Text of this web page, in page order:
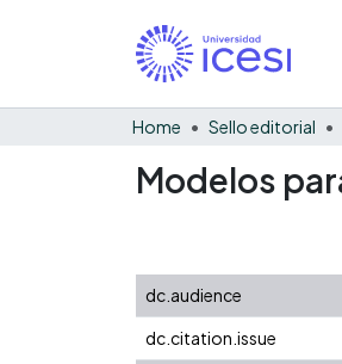
Home Sello editorial
Modelos
dc.audience
dc.citation.issue